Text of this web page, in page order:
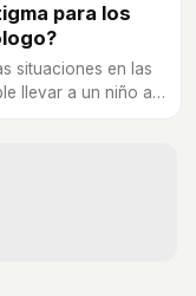
para los
situaciones en las
llevar a un niño al